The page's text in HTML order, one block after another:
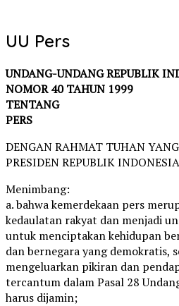
UU Pers
UNDANG-UNDANG REPUBLIK
NOMOR 40 TAHUN 1999
TENTANG
PERS
DENGAN RAHMAT TUHAN
PRESIDEN REPUBLIK INDONESIA
Menimbang:
a. bahwa kemerdekaan pers
kedaulatan rakyat dan menjadi
untuk menciptakan kehidupan
dan bernegara yang demokratis,
mengeluarkan pikiran dan
tercantum dalam Pasal 28
harus dijamin;